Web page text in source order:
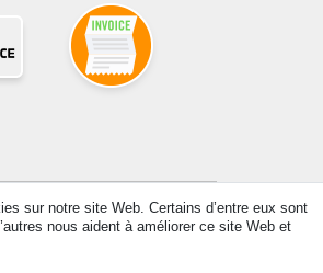
au moment de la commande sont libellés
s’appliquent aux livraisons en France !
sur notre site Web. Certains d’entre eux sont
nous aident à améliorer ce site Web et